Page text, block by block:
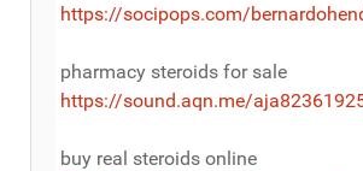
https://socipops.com/
pharmacy steroids for sale
https://sound.aqn.me/
buy real steroids online